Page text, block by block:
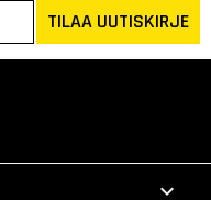
TILAA UUTISKIRJE
